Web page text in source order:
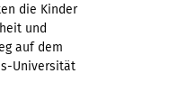
die Kinder
und
auf dem
Universität